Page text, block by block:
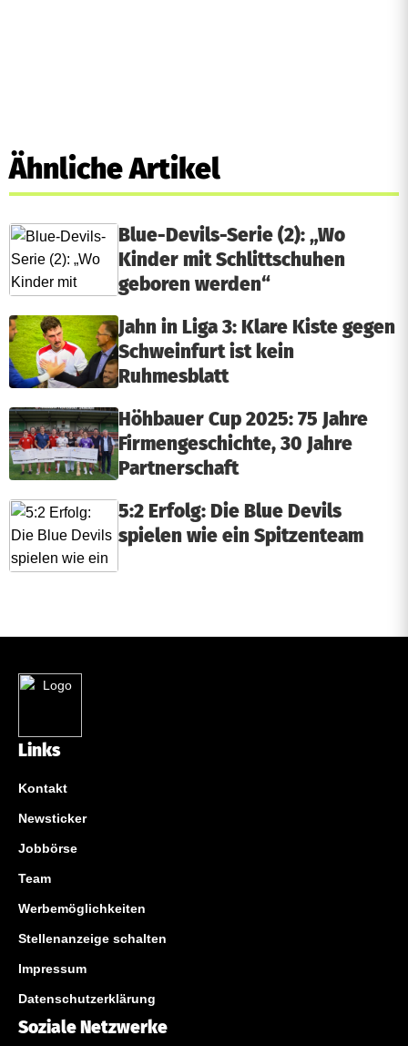
Ähnliche Artikel
Blue-Devils-Serie (2): „Wo
Kinder mit Schlittschuhen
geboren werden“
Jahn in Liga 3: Klare Kiste gegen
Schweinfurt ist kein
Ruhmesblatt
Höhbauer Cup 2025: 75 Jahre
Firmengeschichte, 30 Jahre
Partnerschaft
5:2 Erfolg: Die Blue Devils
spielen wie ein Spitzenteam
Links
Kontakt
Newsticker
Jobbörse
Team
Werbemöglichkeiten
Stellenanzeige schalten
Impressum
Datenschutzerklärung
Soziale Netzwerke